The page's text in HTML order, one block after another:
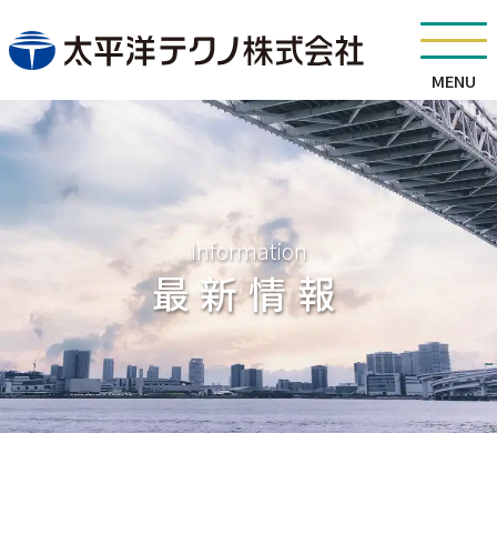
MENU
Information
最新情報